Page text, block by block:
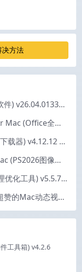
决方法
Xmind Pro for Mac (思维导图软件) v26.04.01337 永久激活版
Microsoft Office LTSC 2024 for Mac (Office全家桶) v16.111.2 中文激活版
Downie 4 for Mac (最好的视频下载器) v4.12.12 激活版
Adobe Photoshop 2026 for Mac (PS2026图像编辑处理软件) v27.6.0 中文版
CleanMyMac for Mac (Mac清理优化工具) v5.5.7 激活版
Dynamic Wallpaper for Mac(超赞的Mac动态视频壁纸) v25.4 激活版
工具箱) v4.2.6